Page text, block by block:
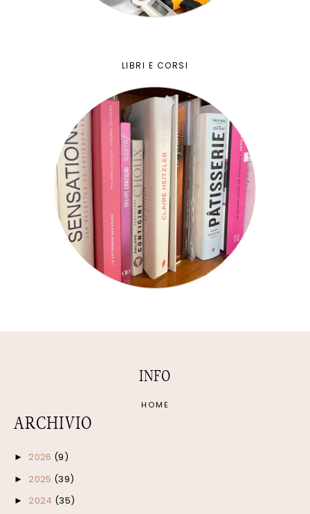
LIBRI E CORSI
INFO
HOME
ARCHIVIO
► 2026 (9)
► 2025 (39)
► 2024 (35)